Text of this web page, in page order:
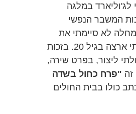
לג'וליארד במלגה
המשבר הנפשי
לא סיימתי את
לימודיי וחזרתי ארצה בגיל 20. בזכות
ליצור, בפרט שירה,
זה "פרח כחול בשדה
כולו בבית החולים